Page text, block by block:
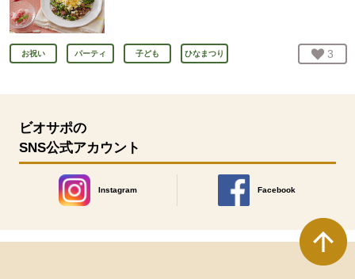
お祝い パーティ 子ども ひなまつり お気
3
ビオサポの
SNS公式アカウント
Instagram
別のウィンドウで開きます。
Facebook